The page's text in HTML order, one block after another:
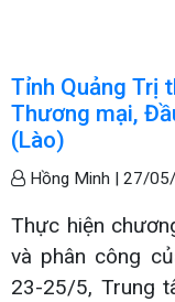
Tỉnh Quảng Trị
Thương mại,
(Lào)
Hồng Minh | 27/
Thực hiện
và phân công
23-25/5, Trung